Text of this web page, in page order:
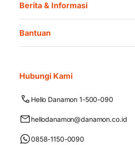
Berita & Informasi
Bantuan
Hubungi Kami
Hello Danamon 1-500-090
hellodanamon@danamon.co.id
0858-1150-0090